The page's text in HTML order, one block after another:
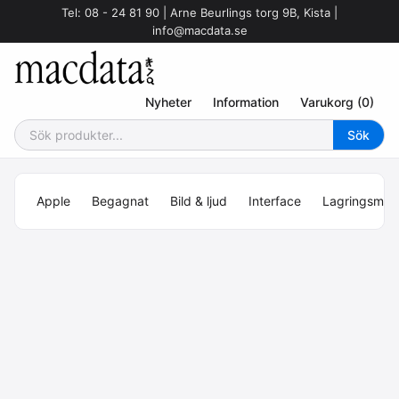
Tel: 08 - 24 81 90 | Arne Beurlings torg 9B, Kista |
info@macdata.se
Nyheter Information Varukorg (0)
Apple Begagnat Bild & ljud Interface